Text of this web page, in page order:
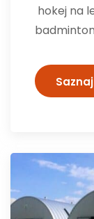
hokej na